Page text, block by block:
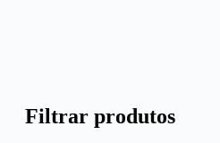
Filtrar produtos